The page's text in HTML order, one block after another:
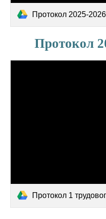
Протокол 2025-
Протокол
Протокол 1